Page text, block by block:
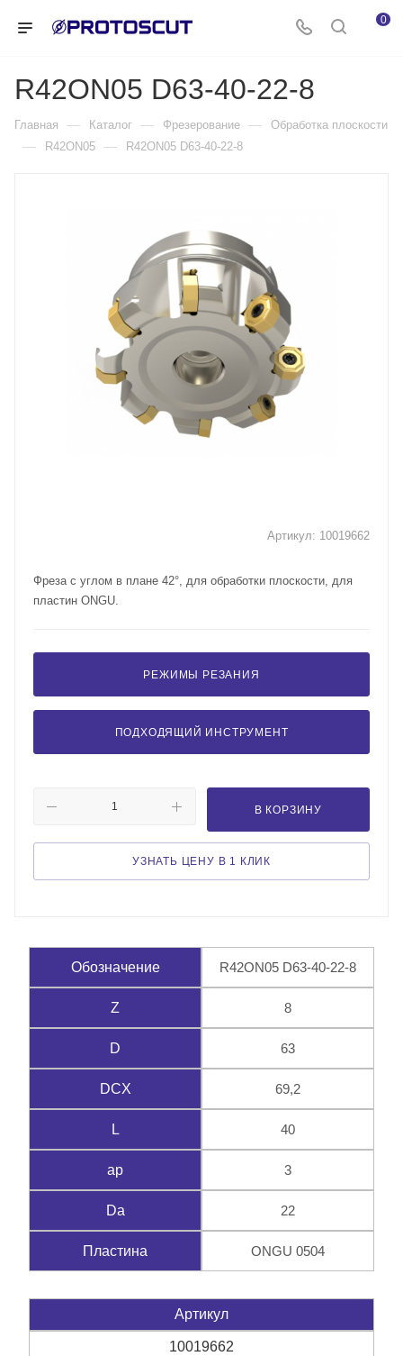
0
R42ON05 D63-40-22-8
Главная — Каталог — Фрезерование — Обработка плоскости
— R42ON05 — R42ON05 D63-40-22-8
Артикул: 10019662
Фреза с углом в плане 42°, для обработки плоскости, для
пластин ONGU.
РЕЖИМЫ РЕЗАНИЯ
ПОДХОДЯЩИЙ ИНСТРУМЕНТ
В КОРЗИНУ
УЗНАТЬ ЦЕНУ В 1 КЛИК
Обозначение R42ON05 D63-40-22-8
Z 8
D 63
DCX 69,2
L 40
ap 3
Da 22
Пластина ONGU 0504
Артикул
10019662